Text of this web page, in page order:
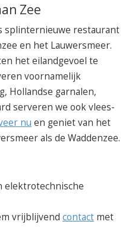
Zee
splinternieuwe restaurant
en het Lauwersmeer.
het eilandgevoel te
voornamelijk
Hollandse garnalen,
serveren we ook vlees-
nu en geniet van het
als de Waddenzee.
elektrotechnische
vrijblijvend contact met